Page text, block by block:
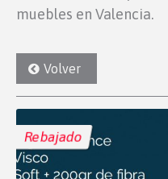
muebles en Valencia.
Volver
Rebajado